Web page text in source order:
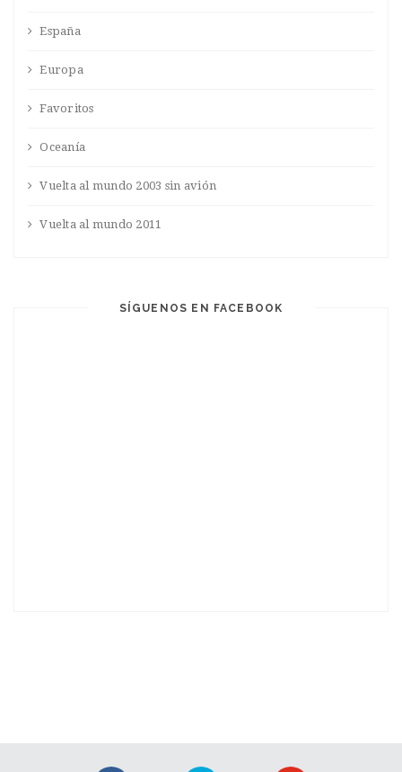
España
Europa
Favoritos
Oceanía
Vuelta al mundo 2003 sin avión
Vuelta al mundo 2011
SÍGUENOS EN FACEBOOK